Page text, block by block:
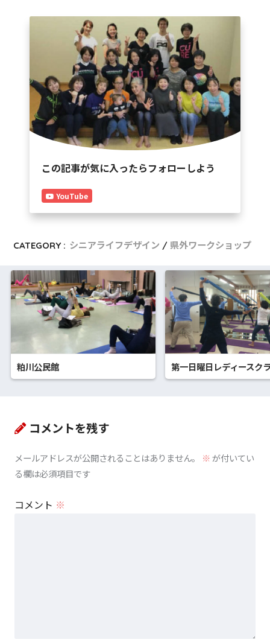
この記事が気に入ったらフォローしよう
YouTube
CATEGORY : シニアライフデザイン 県外ワークショップ
粕川公民館 第一日曜日レディースク
コメントを残す
メールアドレスが公開されることはありません。 ※が付いてい
る欄は必須項目です
コメント ※